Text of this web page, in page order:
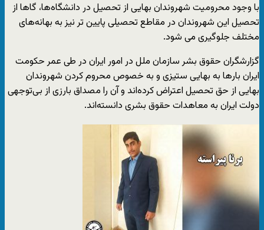
با وجود محرومیت شهروندان بهایی از تحصیل در دانشگاه‌ها، گاها از
تحصیل این شهروندان در مقاطع تحصیلی پایین تر نیز به بهانه‌های
مختلف جلوگیری می شود.
گزارشگران حقوق بشر سازمان ملل در امور ایران در طی عمر حکومت
ایران بارها به بهایی ستیزی و به خصوص محروم کردن شهروندان
بهایی از حق تحصیل اعتراض کرده‌اند و آن را مصداق بارزی از بی‌توجهی
دولت ایران به معاهدات حقوق بشری دانسته‌اند.